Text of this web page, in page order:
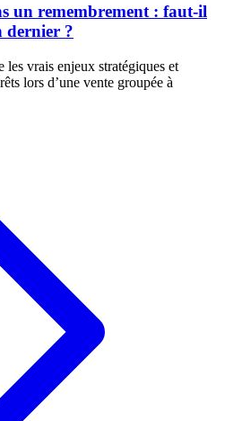
un remembrement : faut-il
dernier ?
vrais enjeux stratégiques et
lors d’une vente groupée à